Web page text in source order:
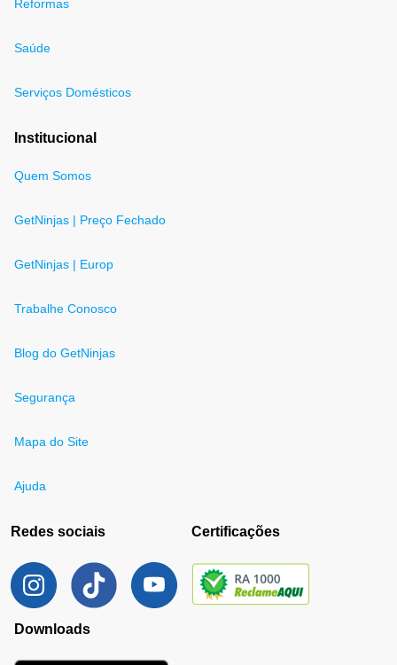
Reformas
Saúde
Serviços Domésticos
Institucional
Quem Somos
GetNinjas | Preço Fechado
GetNinjas | Europ
Trabalhe Conosco
Blog do GetNinjas
Segurança
Mapa do Site
Ajuda
Redes sociais Certificações
Downloads